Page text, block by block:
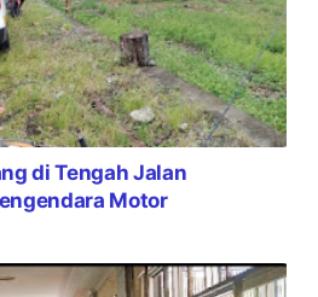
di Tengah Jalan
Motor